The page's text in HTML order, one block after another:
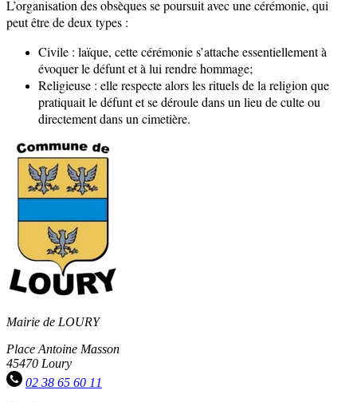
L’organisation des obsèques se poursuit avec une cérémonie, qui
peut être de deux types :
Civile : laïque, cette cérémonie s’attache essentiellement à
évoquer le défunt et à lui rendre hommage;
Religieuse : elle respecte alors les rituels de la religion que
pratiquait le défunt et se déroule dans un lieu de culte ou
directement dans un cimetière.
Mairie de LOURY
Place Antoine Masson
45470 Loury
02 38 65 60 11